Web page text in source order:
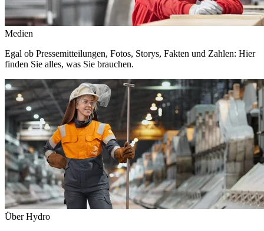
Medien
Egal ob Pressemitteilungen, Fotos, Storys, Fakten und Zahlen: Hier
finden Sie alles, was Sie brauchen.
Über Hydro